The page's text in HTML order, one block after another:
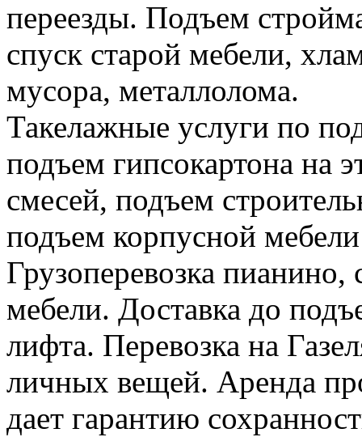
переезды. Подъем
спуск старой мебели,
мусора, металлолома.
Такелажные услуги по
подъем гипсокартона на
смесей, подъем
подъем корпусной
Грузоперевозка
мебели. Доставка до
лифта. Перевозка на
личных вещей. Аренда
дает гарантию